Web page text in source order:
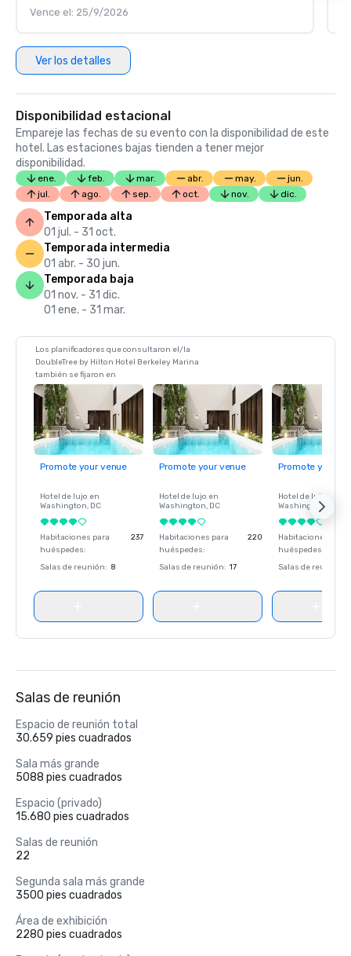
Vence el: 25/9/2026
Ver los detalles
Disponibilidad estacional
Empareje las fechas de su evento con la disponibilidad de este
hotel. Las estaciones bajas tienden a tener mejor
disponibilidad.
ene. feb. mar. abr. may.
jun.
jul.
ago. sep. oct. nov. dic.
Temporada alta
01 jul. - 31 oct.
Temporada intermedia
01 abr. - 30 jun.
Temporada baja
01 nov. - 31 dic.
01 ene. - 31 mar.
Los planificadores que consultaron el/la
DoubleTree by Hilton Hotel Berkeley Marina
también se fijaron en
Promote your venue
Hotel de lujo en
Washington, DC
Habitaciones para
huéspedes:
237
Salas de reunión: 8
Promote your venue
Hotel de lujo en
Washington, DC
Habitaciones para
huéspedes:
220
Salas de reunión: 17
Promote your
Hotel de lujo en
Washington
Habitaciones para
huéspedes
Salas de reunión
Salas de reunión
Espacio de reunión total
30.659 pies cuadrados
Sala más grande
5088 pies cuadrados
Espacio (privado)
15.680 pies cuadrados
Salas de reunión
22
Segunda sala más grande
3500 pies cuadrados
Área de exhibición
2280 pies cuadrados